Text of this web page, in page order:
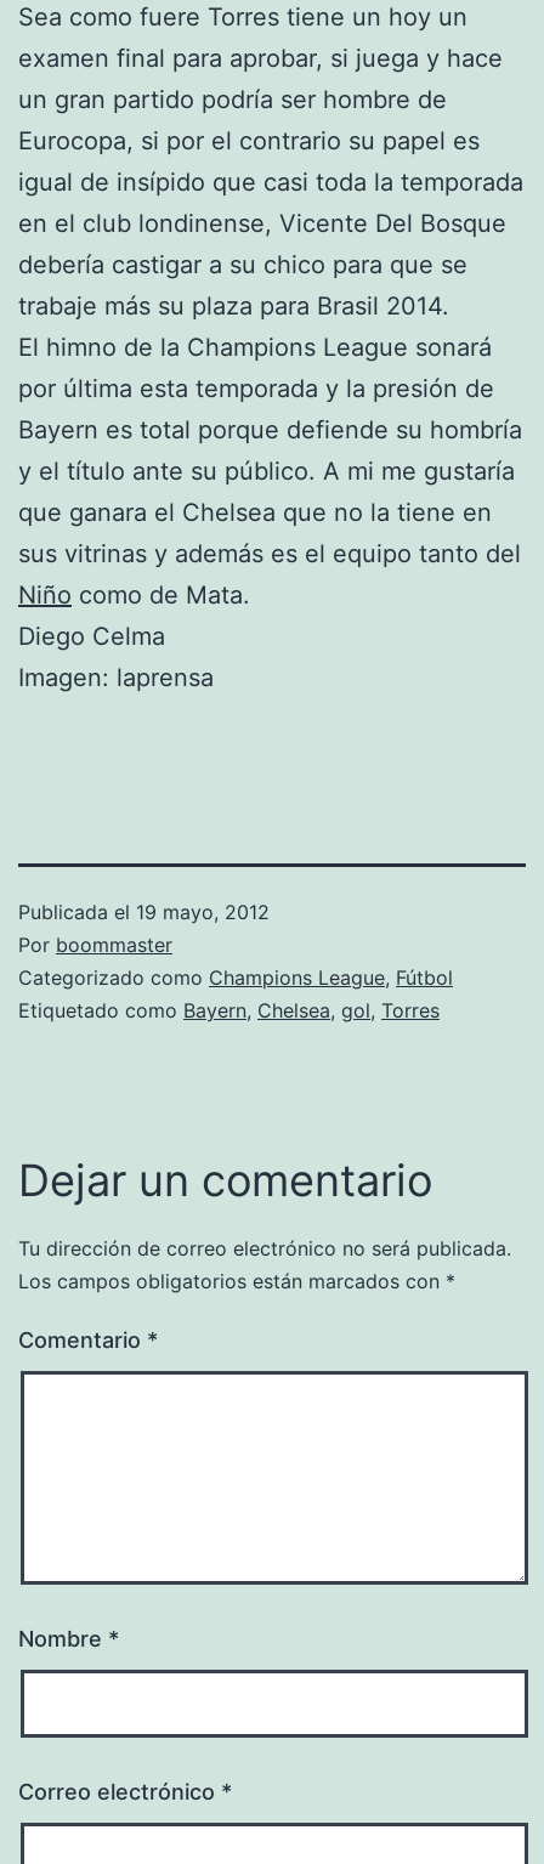
Sea como fuere Torres tiene un hoy un
examen final para aprobar, si juega y hace
un gran partido podría ser hombre de
Eurocopa, si por el contrario su papel es
igual de insípido que casi toda la temporada
en el club londinense, Vicente Del Bosque
debería castigar a su chico para que se
trabaje más su plaza para Brasil 2014.
El himno de la Champions League sonará
por última esta temporada y la presión de
Bayern es total porque defiende su hombría
y el título ante su público. A mi me gustaría
que ganara el Chelsea que no la tiene en
sus vitrinas y además es el equipo tanto del
Niño como de Mata.
Diego Celma
Imagen: laprensa
Publicada el 19 mayo, 2012
Por boommaster
Categorizado como Champions League, Fútbol
Etiquetado como Bayern, Chelsea, gol, Torres
Dejar un comentario
Tu dirección de correo electrónico no será publicada.
Los campos obligatorios están marcados con *
Comentario *
Nombre *
Correo electrónico *